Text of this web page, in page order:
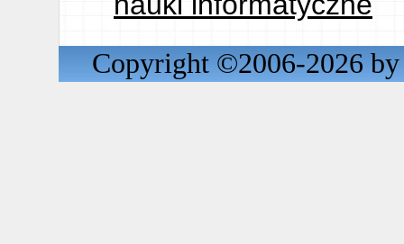
Copyright ©2006-2026